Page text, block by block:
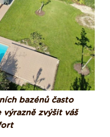
bazénů často
výrazně zvýšit váš